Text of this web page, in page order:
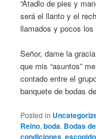
“Atadlo de pies y
será el llanto y el
llamados y pocos los
Señor, dame la
que mis “asuntos”
contado entre el
banquete de bodas
Posted in
Reino,boda, Bodas
condiciones,